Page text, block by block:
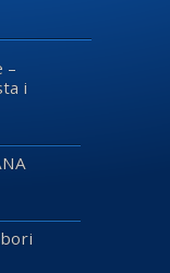
–
i